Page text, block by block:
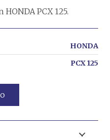
HONDA PCX 125.
HONDA
PCX 125